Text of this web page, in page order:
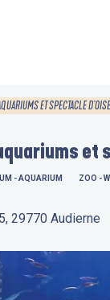
ET SPECTACLE
et
- AQUARIUM ZOO -
29770 Audierne